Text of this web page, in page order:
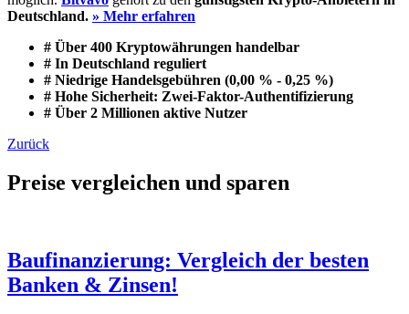
Deutschland. » Mehr erfahren
# Über 400 Kryptowährungen handelbar
# In Deutschland reguliert
# Niedrige Handelsgebühren (0,00 % - 0,25 %)
# Hohe Sicherheit: Zwei-Faktor-Authentifizierung
# Über 2 Millionen aktive Nutzer
Zurück
Preise vergleichen und sparen
Baufinanzierung: Vergleich der besten
Banken & Zinsen!